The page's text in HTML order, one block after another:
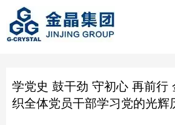
学党史 鼓干劲 守初心 再前行
织全体党员干部学习党的光辉